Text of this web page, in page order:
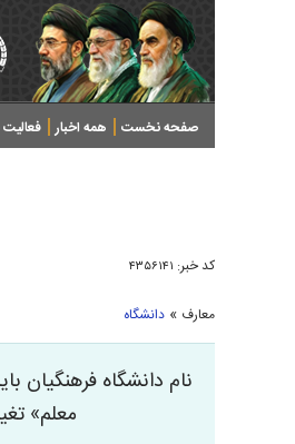
صفحه نخست همه اخبار
کد خبر: ۴۳۵۶۱۴۱
معارف » دانشگاه
نام دانشگاه فرهنگیان
معلم»